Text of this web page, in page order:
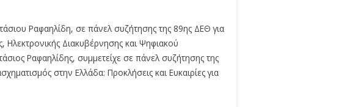
Ραφαηλίδη, σε πάνελ συζήτησης της 89ης ΔΕΘ για
Ηλεκτρονικής Διακυβέρνησης και Ψηφιακού
Ραφαηλίδης, συμμετείχε σε πάνελ συζήτησης της
στην Ελλάδα: Προκλήσεις και Ευκαιρίες για